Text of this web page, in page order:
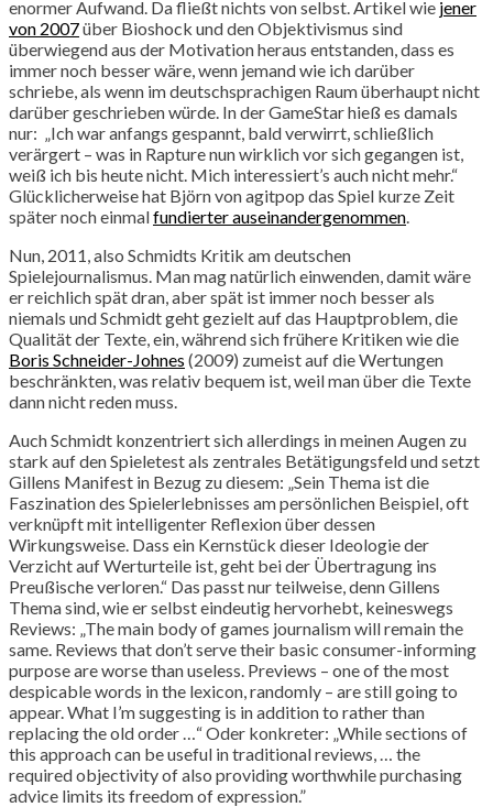
enormer Aufwand. Da fließt nichts von selbst. Artikel wie jener
von 2007über Bioshock und den Objektivismus sind
überwiegend aus der Motivation heraus entstanden, dass es
immer noch besser wäre, wenn jemand wie ich darüber
schriebe, als wenn im deutschsprachigen Raum überhaupt nicht
darüber geschrieben würde. In der GameStar hieß es damals
nur: „Ich war anfangs gespannt, bald verwirrt, schließlich
verärgert – was in Rapture nun wirklich vor sich gegangen ist,
weiß ich bis heute nicht. Mich interessiert’s auch nicht mehr.“
Glücklicherweise hat Björn von agitpop das Spiel kurze Zeit
später noch einmalfundierter auseinandergenommen
Nun, 2011, also Schmidts Kritik am deutschen
Spielejournalismus. Man mag natürlich einwenden, damit wäre
er reichlich spät dran, aber spät ist immer noch besser als
niemals und Schmidt geht gezielt auf das Hauptproblem, die
Qualität der Texte, ein, während sich frühere Kritiken wie die
Boris Schneider-Johnes (2009) zumeist auf die Wertungen
beschränkten, was relativ bequem ist, weil man über die Texte
dann nicht reden muss.
Auch Schmidt konzentriert sich allerdings in meinen Augen zu
stark auf den Spieletest als zentrales Betätigungsfeld und setzt
Gillens Manifest in Bezug zu diesem: „Sein Thema ist die
Faszination des Spielerlebnisses am persönlichen Beispiel, oft
verknüpft mit intelligenter Reflexion über dessen
Wirkungsweise. Dass ein Kernstück dieser Ideologie der
Verzicht auf Werturteile ist, geht bei der Übertragung ins
Preußische verloren.“ Das passt nur teilweise, denn Gillens
Thema sind, wie er selbst eindeutig hervorhebt, keineswegs
Reviews: „The main body of games journalism will remain the
same. Reviews that don’t serve their basic consumer-informing
purpose are worse than useless. Previews – one of the most
despicable words in the lexicon, randomly – are still going to
appear. What I’m suggesting is in addition to rather than
replacing the old order …“ Oder konkreter: „While sections of
this approach can be useful in traditional reviews, … the
required objectivity of also providing worthwhile purchasing
advice limits its freedom of expression.”